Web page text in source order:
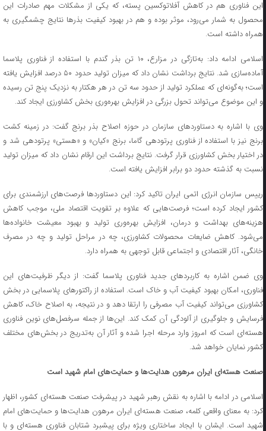
این فناوری هم در کاهش آفلاتوکسین پسته، که یکی از مشکلات مهم صادرات این
محصول به شمار می‌رود، موثر بوده و هم در بهبود کیفیت بذرها نتایج چشمگیری به
همراه داشته است.
اسلامی ادامه داد: به‌تازگی در مزارع، ۱۰ تن بذر گندم با استفاده از فناوری پلاسما
آماده‌سازی شد. نتایج برداشت نشان داد که میزان تولید حدود ۵۰ درصد افزایش یافته
است؛ به‌گونه‌ای که عملکرد تولید از حدود سه تن در هر هکتار به نزدیک پنج تن رسیده
و این موضوع می‌تواند تحول بزرگی در افزایش بهره‌وری بخش کشاورزی ایجاد کند.
وی با اشاره به دستاوردهای سازمان در حوزه اصلاح بذر برنج گفت: در زمینه کشت
برنج نیز با استفاده از فناوری پرتودهی گاما، برنج «کیان» و «هستی» پرتودهی شد و
در اختیار بخش کشاورزی قرار گرفت. نتایج برداشت این ارقام نشان داد که میزان تولید
نسبت به گذشته حدود دو برابر افزایش یافته است.
رییس سازمان انرژی اتمی ایران تاکید کرد: این دستاوردها فرصت‌های ارزشمندی برای
کشور ایجاد کرده است؛ فرصت‌هایی که علاوه بر تقویت اقتصاد ملی، موجب کاهش
هزینه‌های بهداشت و درمان، افزایش بهره‌وری تولید و بهبود معیشت خانواده‌ها
می‌شود. کاهش ضایعات محصولات کشاورزی، چه در مراحل تولید و چه در مصرف
خانگی، آثار اقتصادی و اجتماعی قابل توجهی به همراه دارد.
وی ضمن اشاره به کاربردهای جدید فناوری پلاسما گفت: از دیگر ظرفیت‌های این
فناوری، امکان بهبود کیفیت آب و خاک است. استفاده از راکتورهای پلاسمایی در بخش
کشاورزی می‌تواند کیفیت آب مصرفی را ارتقا دهد و در نتیجه، به اصلاح خاک، کاهش
فرسایش و جلوگیری از آلودگی آن کمک کند. این‌ها از جمله سرفصل‌های نوین فناوری
هسته‌ای است که امروز وارد مرحله اجرا شده و آثار آن به‌تدریج در بخش‌های مختلف
کشور نمایان خواهد شد.
صنعت هسته‌ای ایران مرهون هدایت‌ها و حمایت‌های امام شهید است
اسلامی در ادامه با اشاره به نقش رهبر شهید در پیشرفت صنعت هسته‌ای کشور، اظهار
کرد: به معنای واقعی کلمه، صنعت هسته‌ای ایران مرهون هدایت‌ها و حمایت‌های امام
شهید است. ایشان با ایجاد ساختاری ویژه برای پیشبرد شتابان فناوری هسته‌ای و با